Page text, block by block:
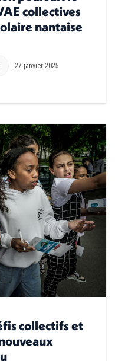
collectives
nantaise
27 janvier 2025
collectifs et